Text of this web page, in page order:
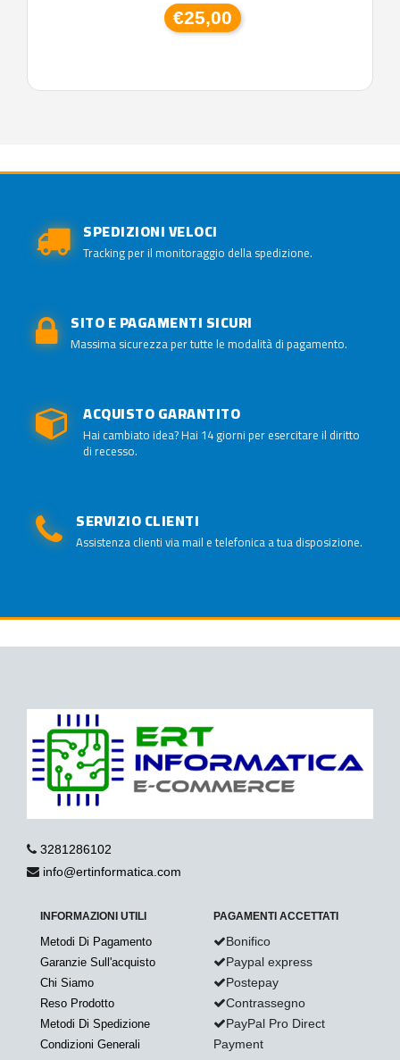
€25,00
SPEDIZIONI VELOCI
Tracking per il monitoraggio della spedizione.
SITO E PAGAMENTI SICURI
Massima sicurezza per tutte le modalità di pagamento.
ACQUISTO GARANTITO
Hai cambiato idea? Hai 14 giorni per esercitare il diritto
di recesso.
SERVIZIO CLIENTI
Assistenza clienti via mail e telefonica a tua disposizione.
3281286102
info@ertinformatica.com
INFORMAZIONI UTILI
Metodi Di Pagamento
Garanzie Sull'acquisto
Chi Siamo
Reso Prodotto
Metodi Di Spedizione
Condizioni Generali
PAGAMENTI ACCETTATI
Bonifico
Paypal express
Postepay
Contrassegno
PayPal Pro Direct
Payment